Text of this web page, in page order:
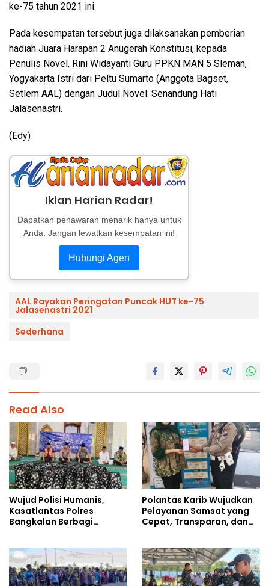
ke-75 tahun 2021 ini.
Pada kesempatan tersebut juga dilaksanakan pemberian
hadiah Juara Harapan 2 Anugerah Konstitusi, kepada
Penulis Novel, Rini Widayanti Guru PPKN MAN 5 Sleman,
Yogyakarta Istri dari Peltu Sumarto (Anggota Bagset,
Setlem AAL) dengan Judul Novel: Senandung Hati
Jalasenastri.
(Edy)
Iklan Harian Radar!
Dapatkan penawaran menarik hanya untuk
Anda. Jangan lewatkan kesempatan ini!
Hubungi Agen
AAL Rayakan Peringatan Puncak HUT ke-75
Jalasenastri 2021
Sederhana
Read Also
Wujud Polisi Humanis,
Kasatlantas Polres
Bangkalan Berbagi
Ahmad Ibrahim
Polantas Karib Wujudkan
Pelayanan Samsat yang
Cepat, Transparan, dan